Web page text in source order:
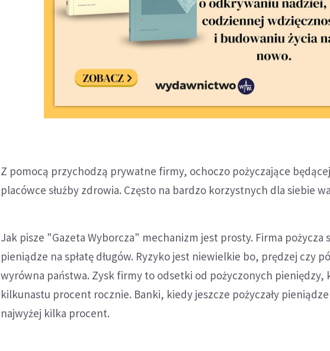
Z pomocą przychodzą prywatne firmy, ochoczo pożyczające
placówce służby zdrowia. Często na bardzo korzystnych dla siebie
Jak pisze "Gazeta Wyborcza" mechanizm jest prosty. Firma pożycza
pieniądze na spłatę długów. Ryzyko jest niewielkie bo, prędzej czy
wyrówna państwa. Zysk firmy to odsetki od pożyczonych pieniędzy,
kilkunastu procent rocznie. Banki, kiedy jeszcze pożyczały
najwyżej kilka procent.